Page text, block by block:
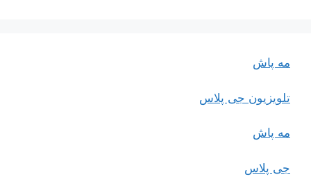
مه پاش
تلویزیون جی پلاس
مه پاش
جی پلاس